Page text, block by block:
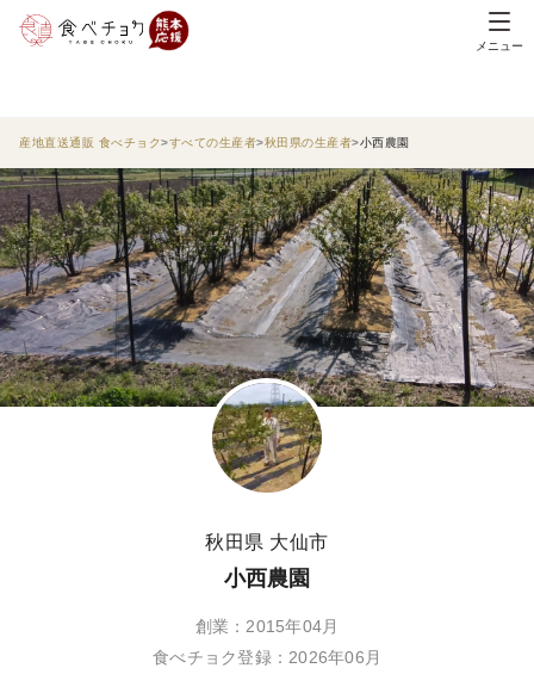
メニュー
産地直送通販 食べチョク すべての生産者 秋田県の生産者 小西農園
秋田県 大仙市
小西農園
創業：2015年04月
食べチョク登録：2026年06月